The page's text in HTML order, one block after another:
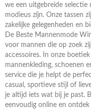
we een uitgebreide selectie
modieus zijn. Onze tassen
zakelijke gelegenheden en
De Beste Mannenmode
voor mannen die op zoek
accessoires. In onze
mannenkleding, schoenen
service die je helpt de
casual, sportieve stijl of
je altijd iets wat bij je past.
eenvoudig online en